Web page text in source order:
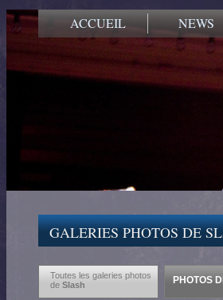
ACCUEIL NEWS
GALERIES PHOTOS DE
Toutes les galeries photos
de Slash PHOTOS